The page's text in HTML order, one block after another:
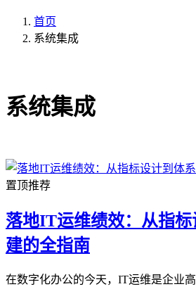
首页
系统集成
系统集成
置顶推荐
落地IT运维绩效：从指
建的全指南
在数字化办公的今天，IT运维是企业高